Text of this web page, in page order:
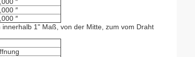
″
″
1" Maß, von der Mitte, zum vom Draht